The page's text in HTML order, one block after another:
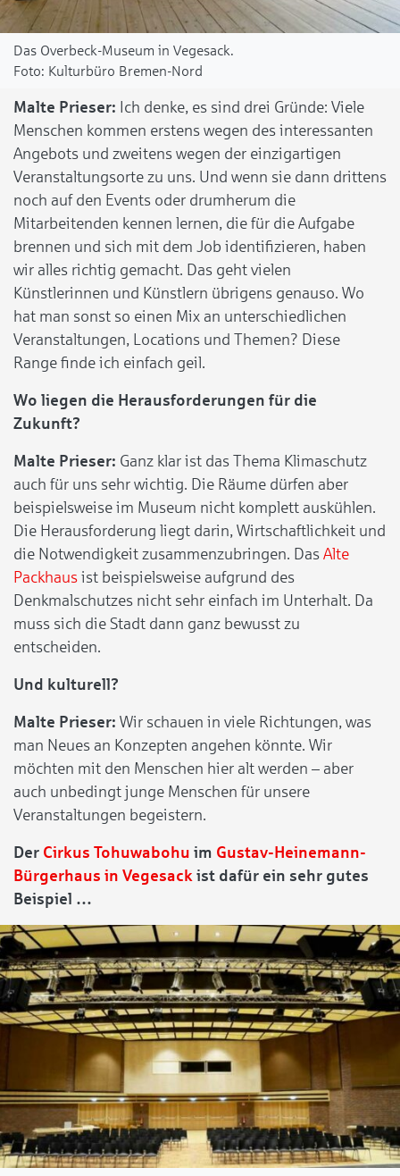
Das Overbeck-Museum in Vegesack.
Kulturbüro Bremen-Nord
Malte Prieser: Ich denke, es sind drei Gründe: Viele
Menschen kommen erstens wegen des interessanten
Angebots und zweitens wegen der einzigartigen
Veranstaltungsorte zu uns. Und wenn sie dann drittens
noch auf den Events oder drumherum die
Mitarbeitenden kennen lernen, die für die Aufgabe
brennen und sich mit dem Job identifizieren, haben
wir alles richtig gemacht. Das geht vielen
Künstlerinnen und Künstlern übrigens genauso. Wo
hat man sonst so einen Mix an unterschiedlichen
Veranstaltungen, Locations und Themen? Diese
Range finde ich einfach geil.
Wo liegen die Herausforderungen für die
Zukunft?
Malte Prieser: Ganz klar ist das Thema Klimaschutz
auch für uns sehr wichtig. Die Räume dürfen aber
beispielsweise im Museum nicht komplett auskühlen.
Die Herausforderung liegt darin, Wirtschaftlichkeit und
die Notwendigkeit zusammenzubringen. Das Alte
Packhaus ist beispielsweise aufgrund des
Denkmalschutzes nicht sehr einfach im Unterhalt. Da
muss sich die Stadt dann ganz bewusst zu
entscheiden.
Und kulturell?
Malte Prieser: Wir schauen in viele Richtungen, was
man Neues an Konzepten angehen könnte. Wir
möchten mit den Menschen hier alt werden – aber
auch unbedingt junge Menschen für unsere
Veranstaltungen begeistern.
Der Cirkus Tohuwabohu im Gustav-Heinemann-
Bürgerhaus in Vegesack ist dafür ein sehr gutes
Beispiel …